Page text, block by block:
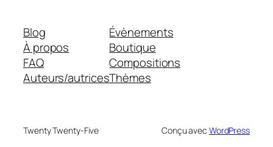
Blog
À propos
FAQ
Auteurs/autrices
Évènements
Boutique
Compositions
Thèmes
Twenty Twenty-Five Conçu avec WordPress